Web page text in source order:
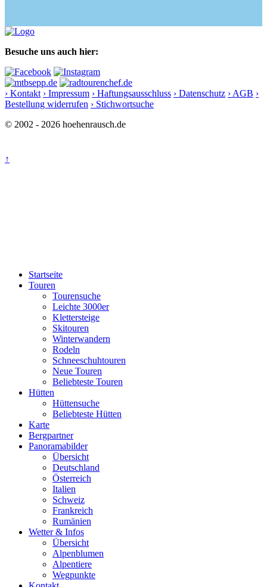
Besuche uns auch hier:
› Kontakt › Impressum › Haftungsausschluss › Datenschutz › AGB ›
Bestellung widerrufen › Stichwortsuche
© 2002 - 2026 hoehenrausch.de
↑
Startseite
Touren
Tourensuche
Leichte 3000er
Klettersteige
Skitouren
Winterwandern
Rodeln
Schneeschuhtouren
Neue Touren
Beliebteste Touren
Hütten
Hüttensuche
Beliebteste Hütten
Karte
Bergpartner
Panoramabilder
Übersicht
Deutschland
Österreich
Italien
Schweiz
Frankreich
Rumänien
Wetter & Infos
Übersicht
Alpenblumen
Alpentiere
Wegpunkte